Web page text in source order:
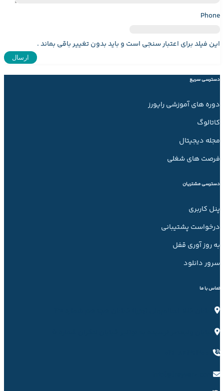
Phone
این فیلد برای اعتبار سنجی است و باید بدون تغییر باقی بماند .
دسترسی سریع
دوره های آموزشی رایورز
کاتالوگ
مجله دیجیتال
فرصت های شغلی
دسترسی مشتریان
پنل کاربری
درخواست پشتیبانی
به روز آوری قفل
سرور دانلود
تماس با ما
۰۲۱−۸۴۳۶۳۰۰۰